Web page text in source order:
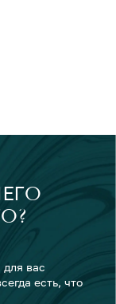
вас
есть, что